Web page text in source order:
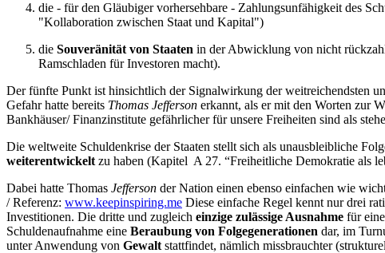
die - für den Gläubiger vorhersehbare - Zahlungsunfähigkeit des
"Kollaboration zwischen Staat und Kapital")
die Souveränität von Staaten in der Abwicklung von nicht
Ramschladen für Investoren macht).
Der fünfte Punkt ist hinsichtlich der Signalwirkung der weitreichendsten
Gefahr hatte bereits Thomas Jefferson erkannt, als er mit den Worten zur
Bankhäuser/ Finanzinstitute gefährlicher für unsere Freiheiten sind als
Die weltweite Schuldenkrise der Staaten stellt sich als unausbleibliche
weiterentwickelt zu haben (Kapitel A 27. “Freiheitliche Demokratie als
Dabei hatte Thomas Jefferson der Nation einen ebenso einfachen wie
/ Referenz: www.keepinspiring.me Diese einfache Regel kennt nur drei
Investitionen. Die dritte und zugleich einzige zulässige Ausnahme für
Schuldenaufnahme eine Beraubung von Folgegenerationen dar, im
unter Anwendung von Gewalt stattfindet, nämlich missbrauchter